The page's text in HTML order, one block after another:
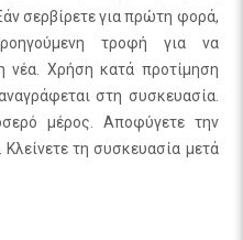
σερβίρετε για πρώτη φορά,
τροφή για να
νέα. Χρήση κατά προτίμηση
στη συσκευασία.
μέρος. Αποφύγετε την
τη συσκευασία μετά